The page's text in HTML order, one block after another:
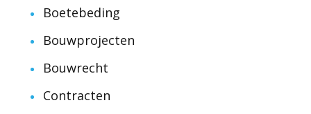
Boetebeding
Bouwprojecten
Bouwrecht
Contracten